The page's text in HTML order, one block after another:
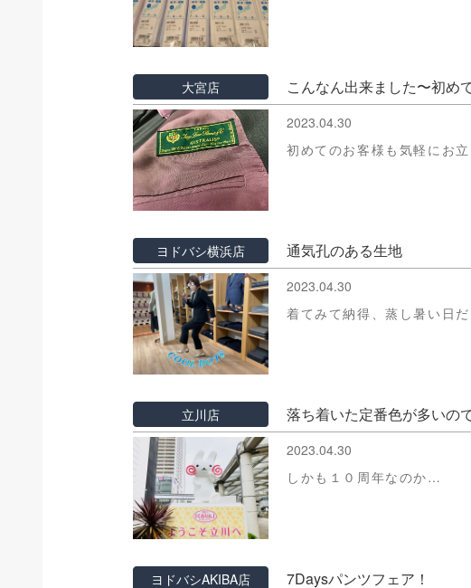
大宮店 こんなん出来ました〜初め
2023.04.30
初めてのお客様も気軽にお立
ヨドバシ横浜店 通気孔のある生地
2023.04.30
着てみて納得、蒸し暑い日
立川店 落ち着いた定番色が多い
2023.04.30
しかも１０周年なのか…
ヨドバシAKIBA店 7Daysパンツフェア！